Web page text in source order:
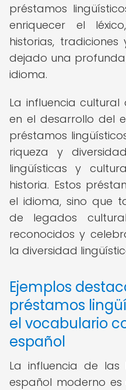
préstamos
enriquecer el
historias,
dejado una
idioma.
La influencia
en el desarrollo del
préstamos
riqueza y
lingüísticas y
historia. Estos
el idioma, sino que
de legados
reconocidos y
la diversidad
Ejemplos
préstamos
el vocabulario
español
La influencia de
español moderno es